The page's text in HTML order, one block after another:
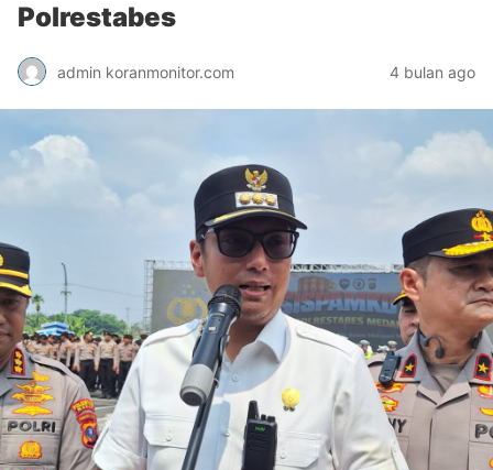
Polrestabes
admin koranmonitor.com 4 bulan ago